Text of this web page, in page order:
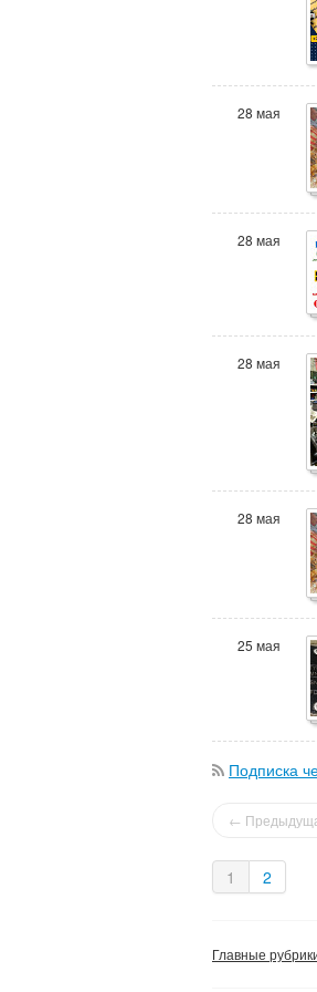
28 мая
28 мая
28 мая
28 мая
25 мая
Подписка
←
1 2
Главные